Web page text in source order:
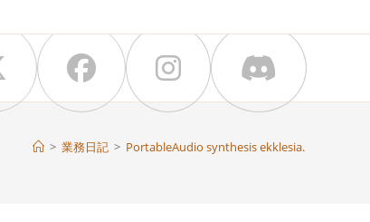
> 業務日記 > PortableAudio synthesis ekklesia.